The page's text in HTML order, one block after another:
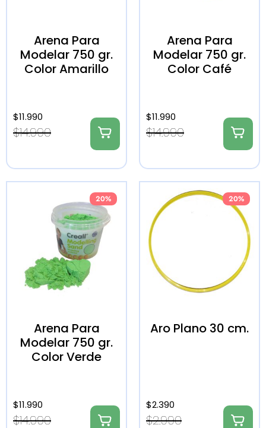
Arena Para
Modelar 750 gr.
Color Amarillo
$14.990
$11.990
Arena Para
Modelar 750 gr.
Color Café
$14.990
$11.990
20%
Arena Para
Modelar 750 gr.
Color Verde
$14.990
$11.990
20%
Aro Plano 30 cm.
$2.990
$2.390